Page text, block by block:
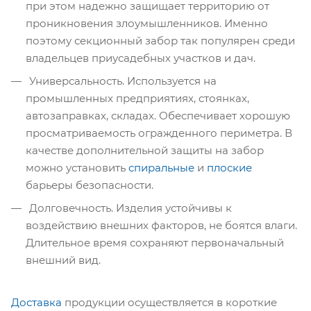
при этом надежно защищает территорию от
проникновения злоумышленников. Именно
поэтому секционный забор так популярен среди
владельцев приусадебных участков и дач.
Универсальность. Используется на
промышленных предприятиях, стоянках,
автозаправках, складах. Обеспечивает хорошую
просматриваемость огражденного периметра. В
качестве дополнительной защиты на забор
можно установить спиральные и плоские
барьеры безопасности.
Долговечность. Изделия устойчивы к
воздействию внешних факторов, не боятся влаги.
Длительное время сохраняют первоначальный
внешний вид.
Доставка продукции осуществляется в короткие